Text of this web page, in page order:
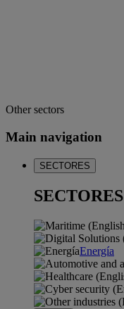
Other sectors
Main navigation
SECTORES
SECTORES
Energía